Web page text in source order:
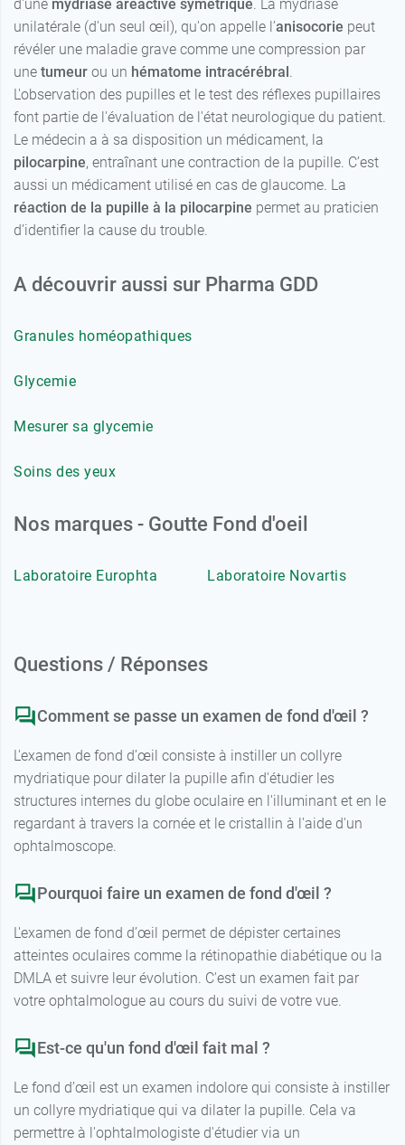
d'une mydriase aréactive symétrique . La mydriase
unilatérale (d'un seul œil), qu'on appelle l’anisocorie peut
révéler une maladie grave comme une compression par
une tumeur ou un hématome intracérébral
L'observation des pupilles et le test des réflexes pupillaires
font partie de l'évaluation de l'état neurologique du patient.
Le médecin a à sa disposition un médicament, la
pilocarpine, entraînant une contraction de la pupille. C’est
aussi un médicament utilisé en cas de glaucome. La
réaction de la pupille à la pilocarpine permet au praticien
d’identifier la cause du trouble.
A découvrir aussi sur Pharma GDD
Granules homéopathiques
Glycemie
Mesurer sa glycemie
Soins des yeux
Nos marques - Goutte Fond d'oeil
Laboratoire Europhta Laboratoire Novartis
Questions / Réponses
Comment se passe un examen de fond d'œil ?
L'examen de fond d’œil consiste à instiller un collyre
mydriatique pour dilater la pupille afin d'étudier les
structures internes du globe oculaire en l'illuminant et en le
regardant à travers la cornée et le cristallin à l'aide d'un
ophtalmoscope.
Pourquoi faire un examen de fond d'œil ?
L'examen de fond d’œil permet de dépister certaines
atteintes oculaires comme la rétinopathie diabétique ou la
DMLA et suivre leur évolution. C'est un examen fait par
votre ophtalmologue au cours du suivi de votre vue.
Est-ce qu'un fond d'œil fait mal ?
Le fond d’œil est un examen indolore qui consiste à instiller
un collyre mydriatique qui va dilater la pupille. Cela va
permettre à l'ophtalmologiste d'étudier via un